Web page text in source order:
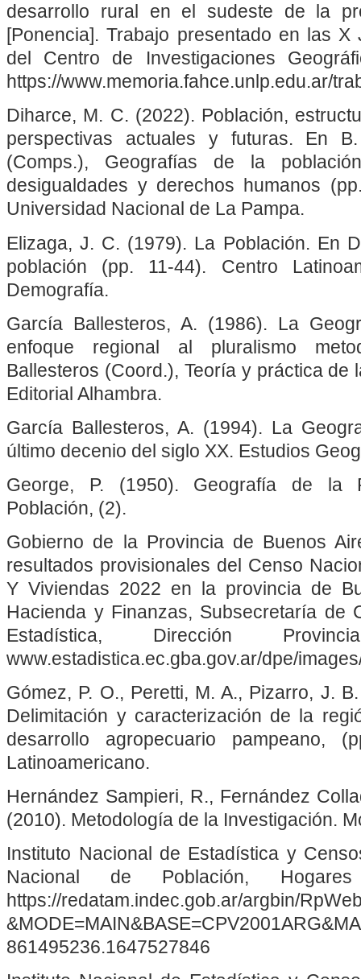
desarrollo rural en el sudeste de la
[Ponencia]. Trabajo presentado en las
del Centro de Investigaciones
https://www.memoria.fahce.unlp.edu.ar/
Diharce, M. C. (2022). Población,
perspectivas actuales y futuras. En
(Comps.), Geografías de la
desigualdades y derechos humanos
Universidad Nacional de La Pampa.
Elizaga, J. C. (1979). La Población. En
población (pp. 11-44). Centro
Demografía.
García Ballesteros, A. (1986). La
enfoque regional al pluralismo
Ballesteros (Coord.), Teoría y práctica de
Editorial Alhambra.
García Ballesteros, A. (1994). La
último decenio del siglo XX. Estudios
George, P. (1950). Geografía de la
Población, (2).
Gobierno de la Provincia de Buenos
resultados provisionales del Censo
Y Viviendas 2022 en la provincia de
Hacienda y Finanzas, Subsecretaría de
Estadística, Dirección
www.estadistica.ec.gba.gov.ar/dpe/
Gómez, P. O., Peretti, M. A., Pizarro, J.
Delimitación y caracterización de la
desarrollo agropecuario pampeano,
Latinoamericano.
Hernández Sampieri, R., Fernández
(2010). Metodología de la Investigación.
Instituto Nacional de Estadística y
Nacional de Población,
https://redatam.indec.gob.ar/argbin/
861495236.1647527846